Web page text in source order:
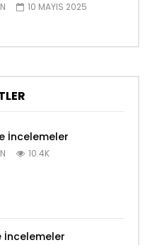
10 MAYIS 2025
İncelemeler
10.4K
İncelemeler